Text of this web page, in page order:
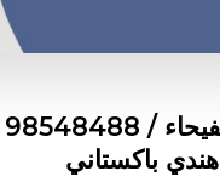
باكستاني